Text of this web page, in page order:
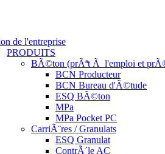
de l'entreprise
PRODUITS
BÃ©ton (prÃªt Ã l'emploi et
BCN Producteur
BCN Bureau d'Ã©tude
ESQ BÃ©ton
MPa
MPa Pocket PC
CarriÃ¨res / Granulats
ESQ Granulat
ContrÃ´le AC